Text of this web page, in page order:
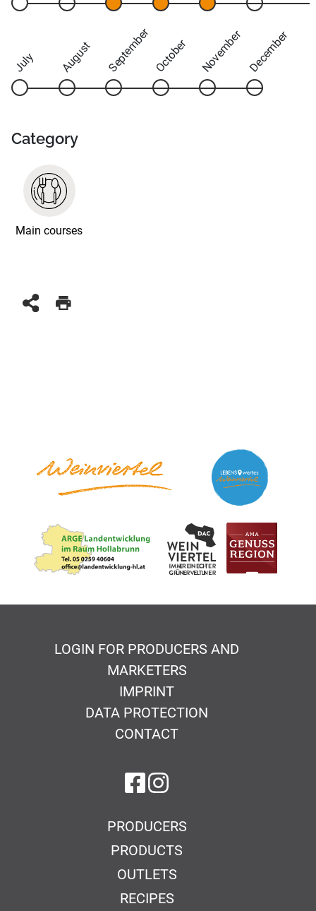
July August September October November December
Category
Main courses
LOGIN FOR PRODUCERS AND
MARKETERS
IMPRINT
DATA PROTECTION
CONTACT
on Facebook
on Instagram
PRODUCERS
PRODUCTS
OUTLETS
RECIPES